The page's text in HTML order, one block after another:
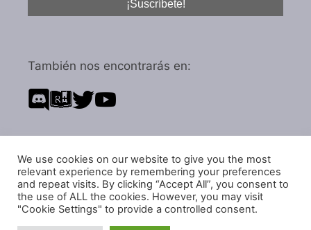
También nos encontrarás en:
Política de privacidad
Política de cookies
We use cookies on our website to give you the most
relevant experience by remembering your preferences
and repeat visits. By clicking “Accept All”, you consent to
the use of ALL the cookies. However, you may visit
"Cookie Settings" to provide a controlled consent.